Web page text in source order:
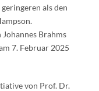
als den
Brahms
7. Februar 2025
von Prof. Dr.